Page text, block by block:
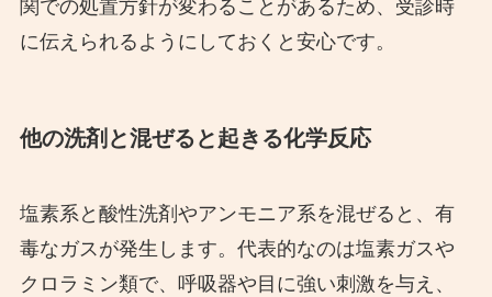
関での処置方針が変わることがあるため、受診時
に伝えられるようにしておくと安心です。
他の洗剤と混ぜると起きる化学反応
塩素系と酸性洗剤やアンモニア系を混ぜると、有
毒なガスが発生します。代表的なのは塩素ガスや
クロラミン類で、呼吸器や目に強い刺激を与え、